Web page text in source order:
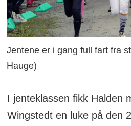
Jentene er i gang full fart fra
Hauge)
I jenteklassen fikk Halden
Wingstedt en luke på den